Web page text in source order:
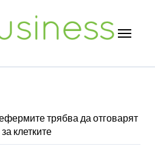
трябва да отговарят
клетките